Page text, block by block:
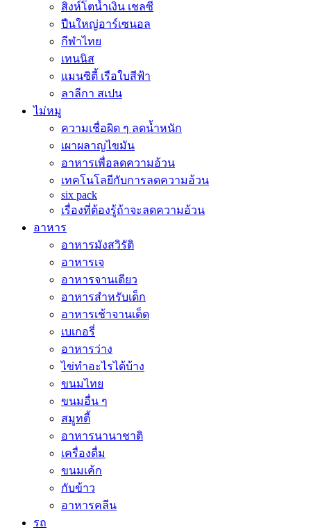
สิงห์โตน้ำเงิน เชลซี
ปืนใหญ่อาร์เซนอล
กีฬาไทย
เทนนิส
แมนซิตี้ เรือใบสีฟ้า
ลาลีกา สเปน
ไม่หมู
ความเชื่อผิด ๆ ลดน้ำหนัก
เผาผลาญไขมัน
อาหารเพื่อลดความอ้วน
เทคโนโลยีกับการลดความอ้วน
six pack
เรื่องที่ต้องรู้ถ้าจะลดความอ้วน
อาหาร
อาหารมังสวิรัติ
อาหารเจ
อาหารจานเดียว
อาหารสำหรับเด็ก
อาหารเช้าจานเด็ด
เบเกอรี่
อาหารว่าง
ไข่ทำอะไรได้บ้าง
ขนมไทย
ขนมอื่น ๆ
สมูทตี้
อาหารนานาชาติ
เครื่องดื่ม
ขนมเค้ก
กับข้าว
อาหารคลีน
รถ